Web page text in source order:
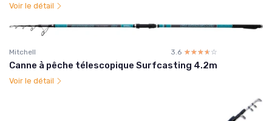
Voir le détail
Mitchell 3.6 ☆☆☆☆☆
★★★★★
Canne à pêche télescopique Surfcasting 4.2m
Voir le détail